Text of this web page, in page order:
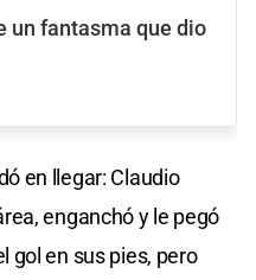
un fantasma que dio
en llegar: Claudio
enganchó y le pegó
gol en sus pies, pero